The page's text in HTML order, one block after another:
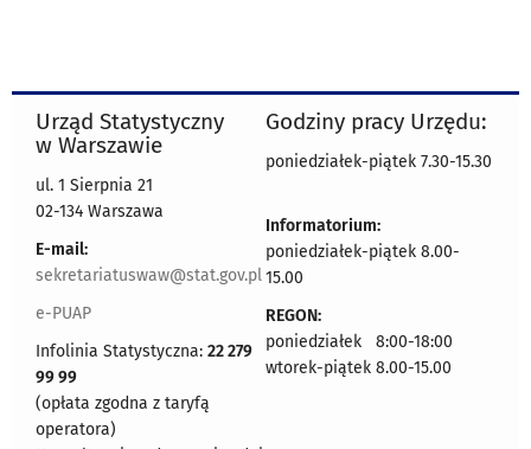
Urząd Statystyczny
w Warszawie
ul. 1 Sierpnia 21
02-134 Warszawa
E-mail:
sekretariatuswaw@stat.gov.pl
e-PUAP
Infolinia Statystyczna: 22 279
99 99
(opłata zgodna z taryfą
operatora)
Godziny pracy Urzędu:
poniedziałek-piątek 7.30-15.30
Informatorium:
poniedziałek-piątek 8.00-
15.00
REGON:
poniedziałek 8:00-18:00
wtorek-piątek 8.00-15.00